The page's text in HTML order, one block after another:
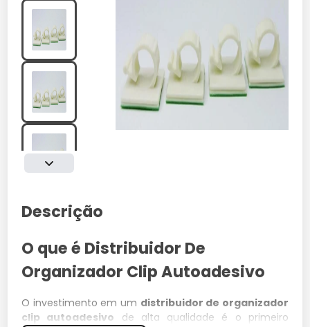
Descrição
O que é Distribuidor De
Organizador Clip Autoadesivo
O investimento em um distribuidor de organizador
clip autoadesivo de alta qualidade é o primeiro